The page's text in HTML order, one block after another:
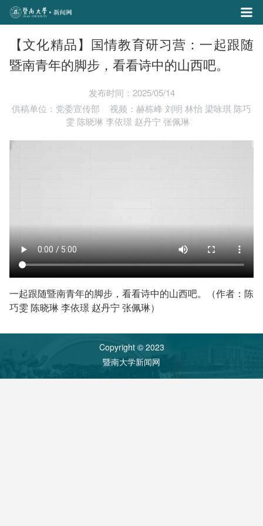
【文化精品】国情教育研习营：一起跟随
暨南青年的脚步，看看诗中的山西吧。
发布时间：2025/05/14
供稿单位：党委宣传部
视频：赫栋峰 刘明 林怡 梁咏琪 陈巧
雯 陈晓琳 李依璟 赵丹宁 张佩琳
一起跟随暨南青年的脚步，看看诗中的山西吧。（作者：陈
巧雯 陈晓琳 李依璟 赵丹宁 张佩琳）
Copyright © 2023
暨南大学新闻网